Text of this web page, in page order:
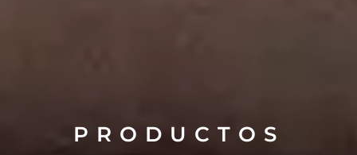
PRODUCTOS